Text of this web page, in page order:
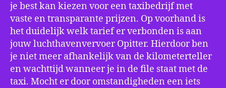
je best kan kiezen voor een taxibedrijf met
vaste en transparante prijzen. Op voorhand is
het duidelijk welk tarief er verbonden is aan
jouw luchthavenvervoer Opitter. Hierdoor ben
je niet meer afhankelijk van de kilometerteller
en wachttijd wanneer je in de file staat met de
taxi. Mocht er door omstandigheden een iets